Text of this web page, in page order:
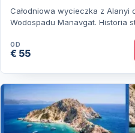
Całodniowa wycieczka z Alanyi
Wodospadu Manavgat. Historia
OD
€ 55